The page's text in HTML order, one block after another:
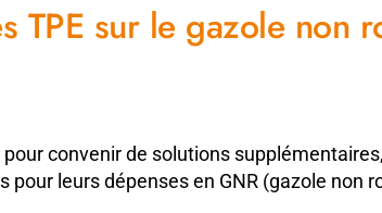
TPE sur le gazole non
convenir de solutions
leurs dépenses en GNR (gazole non